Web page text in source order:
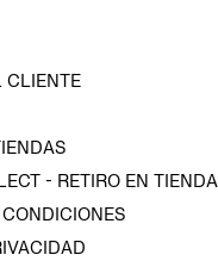
CLIENTE
- RETIRO EN TIENDA